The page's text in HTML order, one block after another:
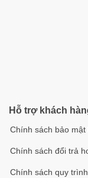
Hỗ trợ khách
Chính sách bảo mật
Chính sách đổi trả
Chính sách quy